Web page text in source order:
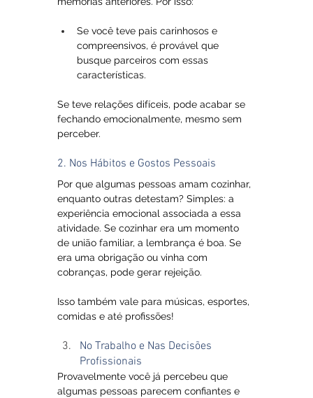
Se você teve pais carinhosos e
compreensivos, é provável que
busque parceiros com essas
características.
Se teve relações difíceis, pode acabar se
fechando emocionalmente, mesmo sem
perceber.
2. Nos Hábitos e Gostos Pessoais
Por que algumas pessoas amam cozinhar,
enquanto outras detestam? Simples: a
experiência emocional associada a essa
atividade. Se cozinhar era um momento
de união familiar, a lembrança é boa. Se
era uma obrigação ou vinha com
cobranças, pode gerar rejeição.
Isso também vale para músicas, esportes,
comidas e até profissões!
No Trabalho e Nas Decisões
Profissionais
Provavelmente você já percebeu que
algumas pessoas parecem confiantes e